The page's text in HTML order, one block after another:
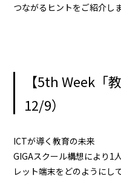
つながるヒントをご紹介しま
【5th Week「
12/9）
ICTが導く教育の未来
GIGAスクール構想により1
レット端末をどのようにし